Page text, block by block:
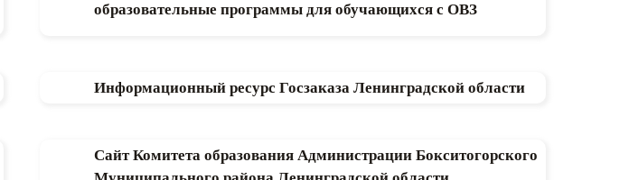
образовательные программы для обучающихся с ОВЗ
Информационный ресурс Госзаказа Ленинградской области
Сайт Комитета образования Администрации Бокситогорского